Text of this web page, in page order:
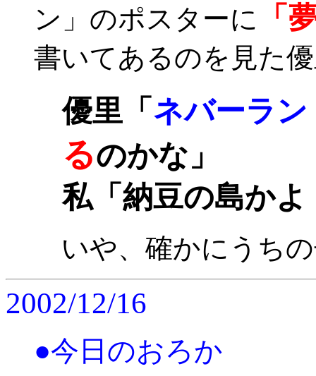
ン」のポスターに
「
書いてあるのを見た
優里「 ネバーラン
るのかな」
私「納豆の島かよ
いや、確かにうち
2002/12/16
●今日のおろか